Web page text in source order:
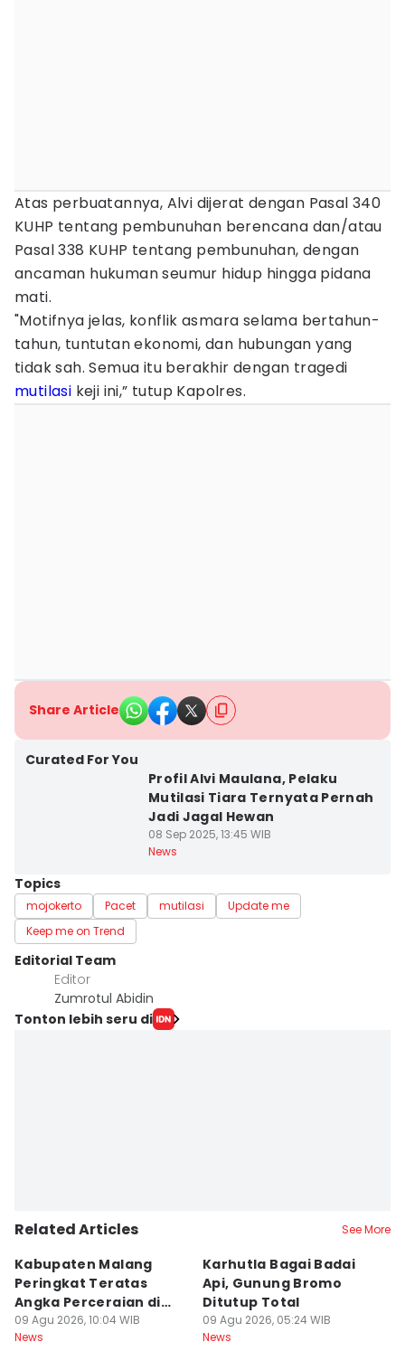
Atas perbuatannya, Alvi dijerat dengan Pasal 340
KUHP tentang pembunuhan berencana dan/atau
Pasal 338 KUHP tentang pembunuhan, dengan
ancaman hukuman seumur hidup hingga pidana
mati.
"Motifnya jelas, konflik asmara selama bertahun-
tahun, tuntutan ekonomi, dan hubungan yang
tidak sah. Semua itu berakhir dengan tragedi
mutilasi keji ini,” tutup Kapolres.
Share Article
Curated For You
Profil Alvi Maulana, Pelaku
Mutilasi Tiara Ternyata Pernah
Jadi Jagal Hewan
08 Sep 2025, 13:45 WIB
News
Topics
mojokerto Pacet mutilasi
Update me
Keep me on Trend
Editorial Team
Editor
Zumrotul Abidin
Tonton lebih seru di
Related Articles See More
Kabupaten Malang
Peringkat Teratas
Angka Perceraian di
Jatim
09 Agu 2026, 10:04 WIB
News
Karhutla Bagai Badai
Api, Gunung Bromo
Ditutup Total
09 Agu 2026, 05:24 WIB
News